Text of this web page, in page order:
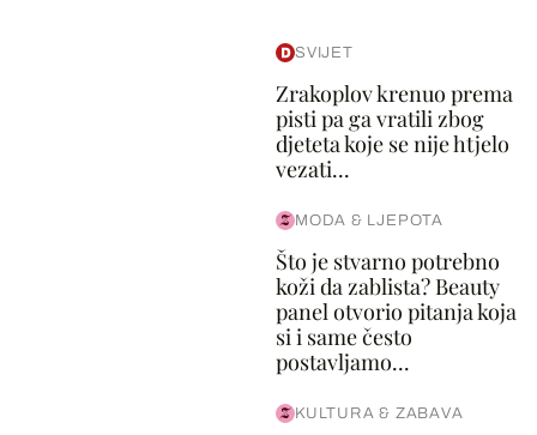
SVIJET
Zrakoplov krenuo prema
pisti pa ga vratili zbog
djeteta koje se nije htjelo
vezati...
MODA & LJEPOTA
Što je stvarno potrebno
koži da zablista? Beauty
panel otvorio pitanja koja
si i same često
postavljamo...
KULTURA & ZABAVA